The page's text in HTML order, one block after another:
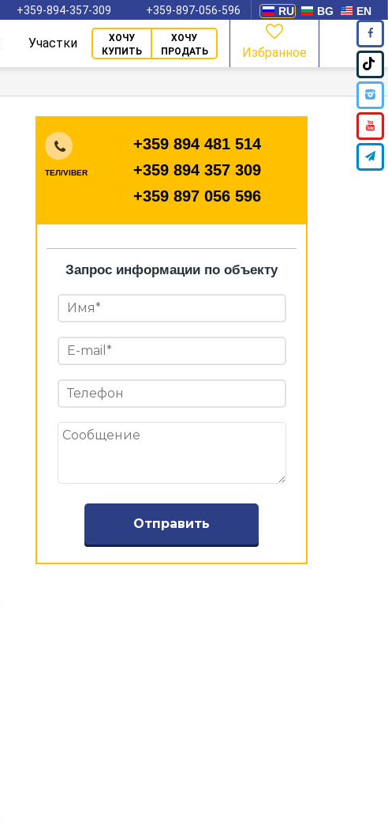
RU BG EN
+359-894-357-309 +359-897-056-596
Участки
ХОЧУ
КУПИТЬ
ХОЧУ
ПРОДАТЬ
Избранное
ТЕЛ/VIBER
+359 894 481 514
+359 894 357 309
+359 897 056 596
Запрос информации по объекту